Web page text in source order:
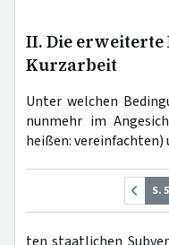
II. Die
Kurzarbeit
Unter welchen
nunmehr im
heißen: vereinfachten)
S.
ten staatlichen